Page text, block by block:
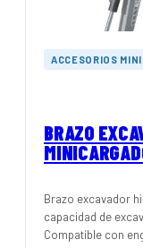
ACCESORIOS
BRAZO
Brazo excavador
capacidad de
Compatible con